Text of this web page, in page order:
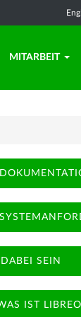
MITARBEIT
DABEI SEIN
IST